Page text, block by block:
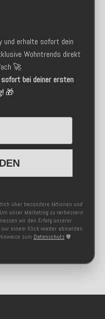
und erhalte sofort dein
Wohntrends direkt
🚀
bei deiner ersten
🎁
über besondere Aktionen und
unser Marketing zu verbessern
wir den Erfolg unserer
einem Klick wieder abmelden.
zum Datenschutz 🛡️